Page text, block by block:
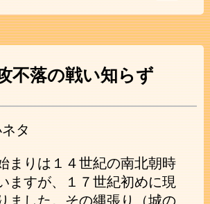
不落の戦い知らず
まりは１４世紀の南北朝時
ますが、１７世紀初めに現
ました。その縄張り（城の